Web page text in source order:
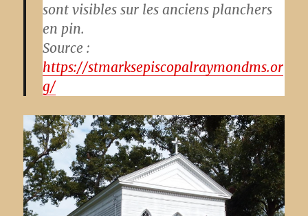
sont visibles sur les anciens planchers
en pin.
Source :
https://stmarksepiscopalraymondms.or
g/